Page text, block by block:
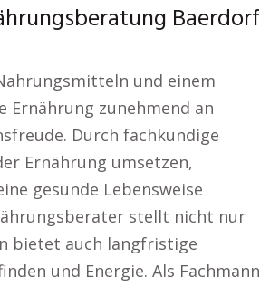
Baerdorf
und einem
zunehmend an
Durch fachkundige
Ernährung umsetzen,
gesunde Lebensweise
stellt nicht nur
bietet auch langfristige
und Energie. Als Fachmann